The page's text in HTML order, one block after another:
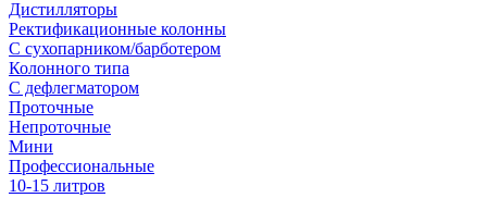
Дистилляторы
Ректификационные колонны
С сухопарником/барботером
Колонного типа
С дефлегматором
Проточные
Непроточные
Мини
Профессиональные
10-15 литров